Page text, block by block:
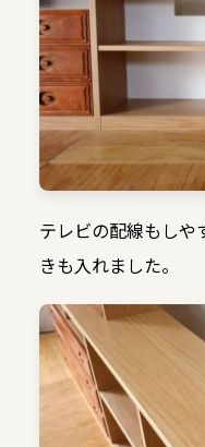
テレビの配線もしや
きも入れました。